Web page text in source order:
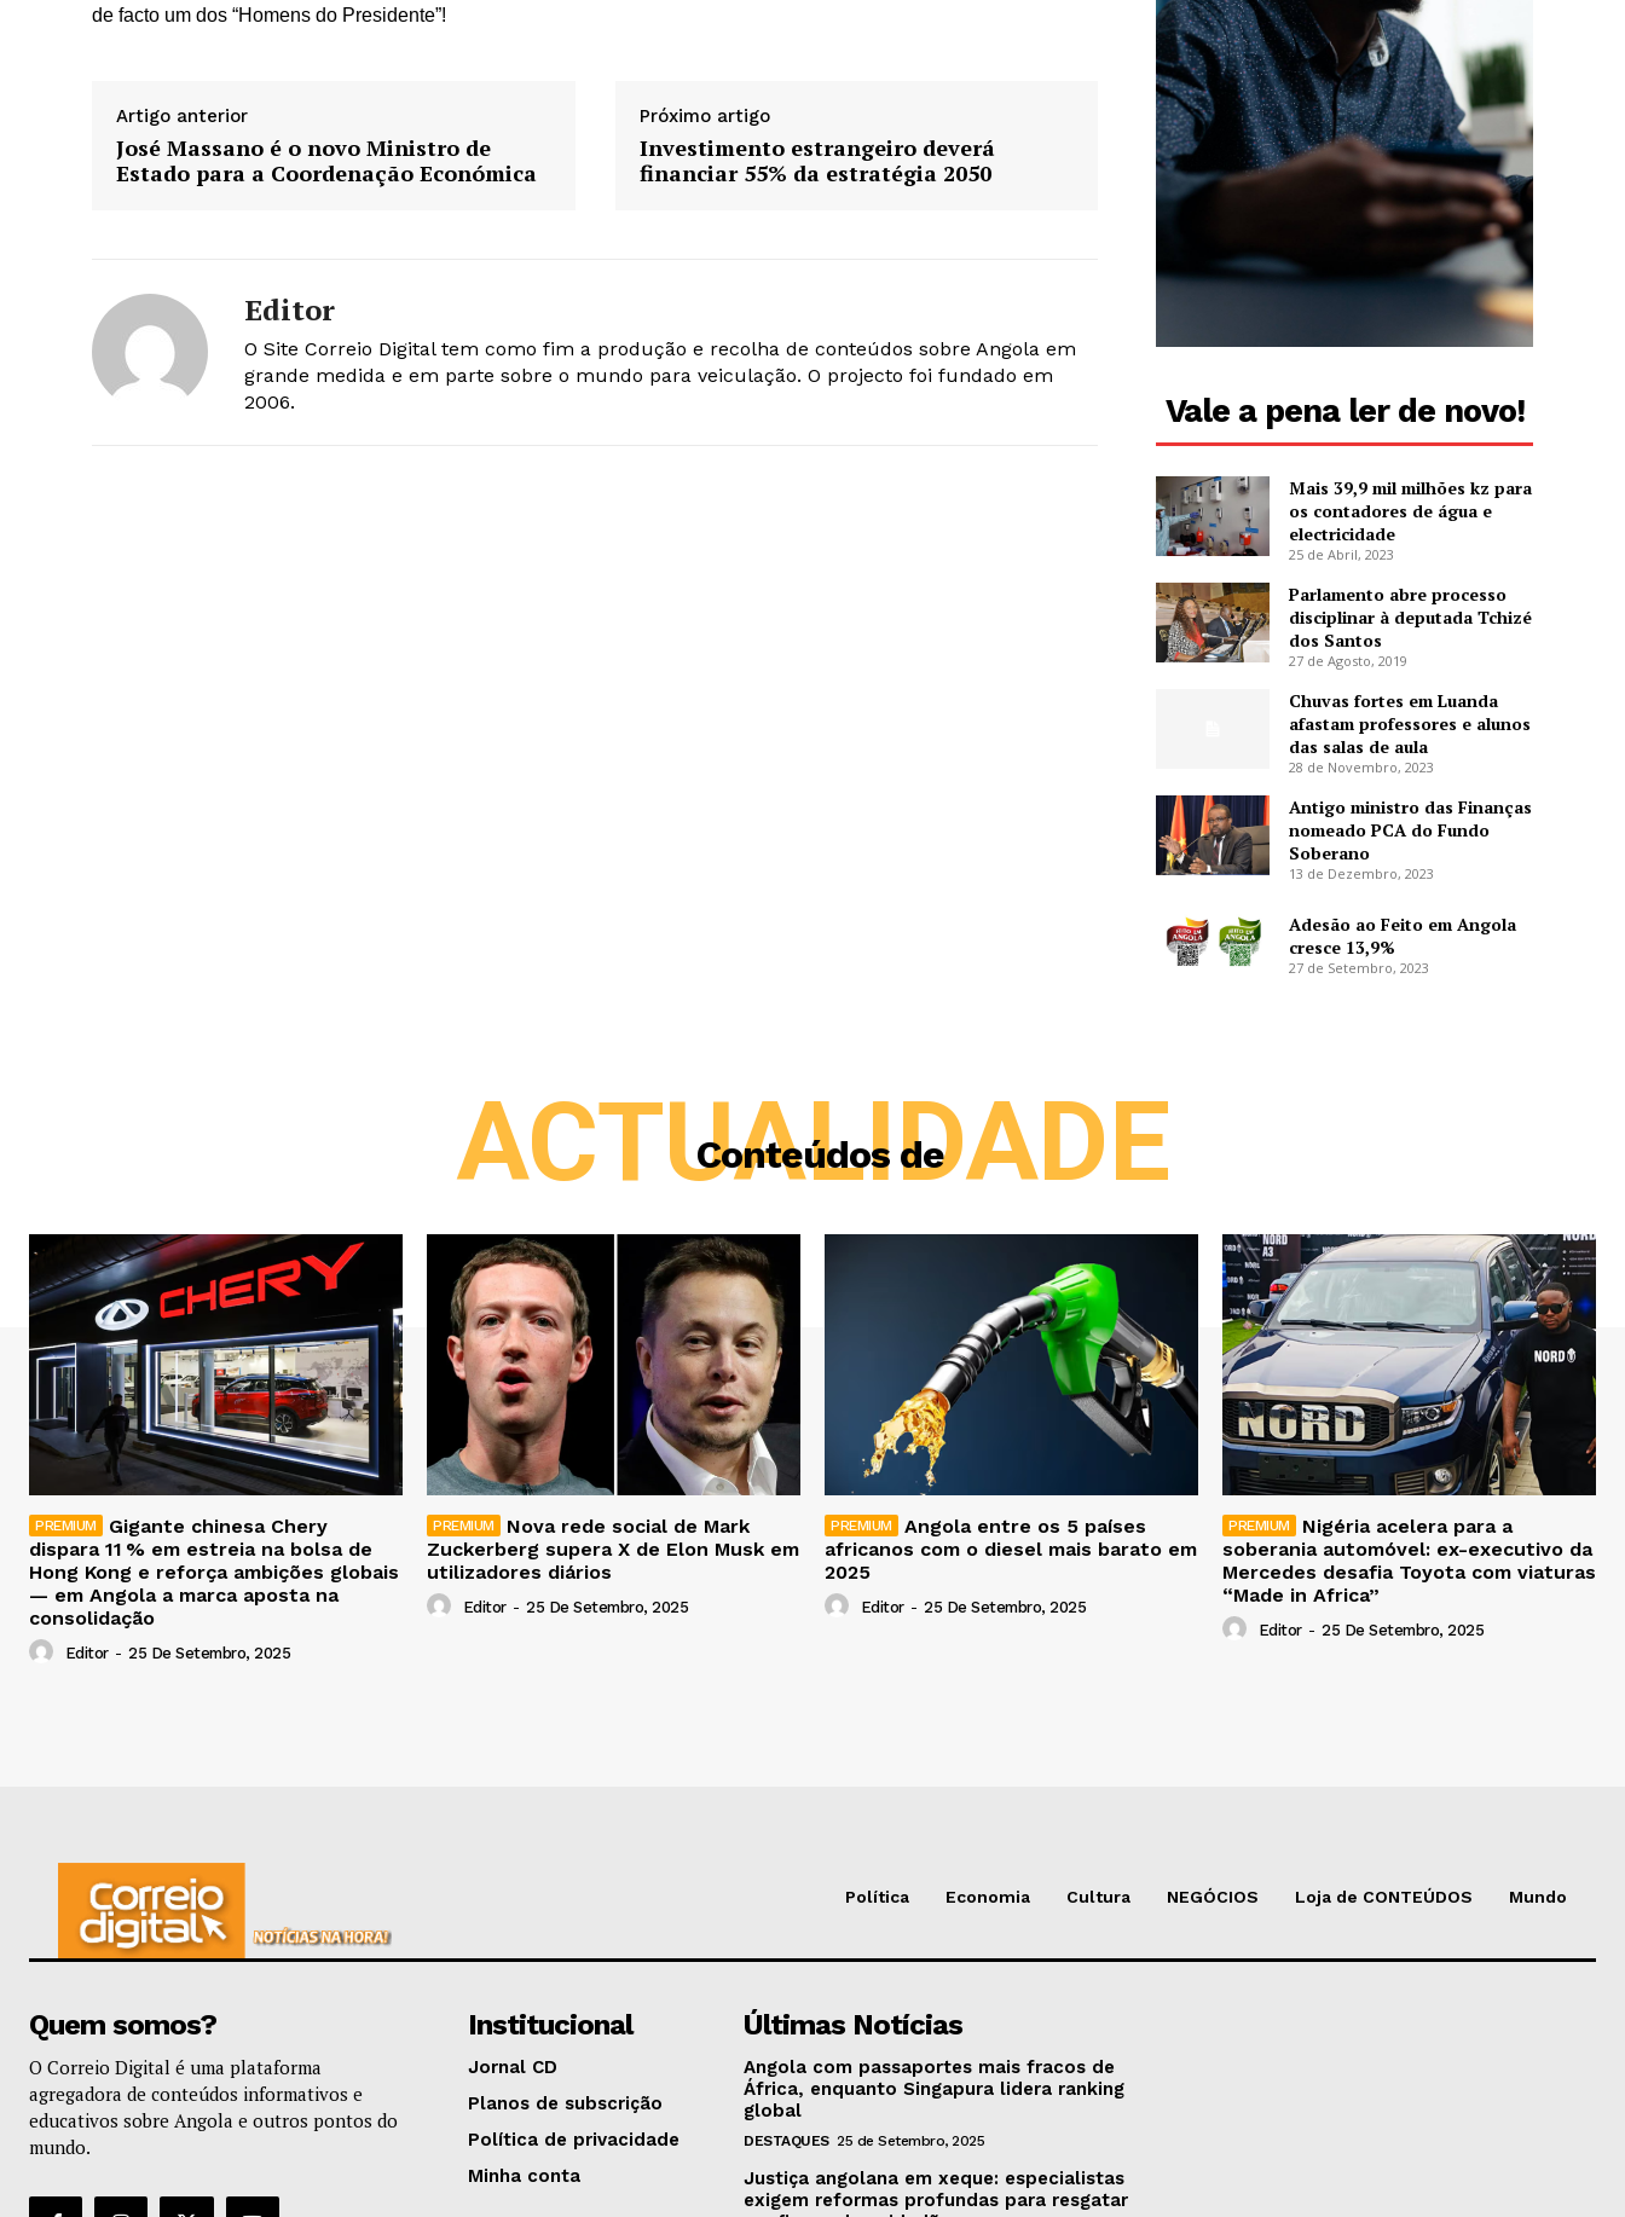
de facto um dos “Homens do Presidente”!
Artigo anterior
José Massano é o novo Ministro de
Estado para a Coordenação Económica
Próximo artigo
Investimento estrangeiro deverá
financiar 55% da estratégia 2050
Editor
O Site Correio Digital tem como fim a produção e recolha de conteúdos sobre Angola em
grande medida e em parte sobre o mundo para veiculação. O projecto foi fundado em
2006.
Vale a pena ler de novo!
Mais 39,9 mil milhões kz para
os contadores de água e
electricidade
25 de Abril, 2023
Parlamento abre processo
disciplinar à deputada Tchizé
dos Santos
27 de Agosto, 2019
Chuvas fortes em Luanda
afastam professores e alunos
das salas de aula
28 de Novembro, 2023
Antigo ministro das Finanças
nomeado PCA do Fundo
Soberano
13 de Dezembro, 2023
Adesão ao Feito em Angola
cresce 13,9%
27 de Setembro, 2023
Conteúdos de
ACTUALIDADE
Gigante chinesa Chery
dispara 11 % em estreia na bolsa de
Hong Kong e reforça ambições globais
— em Angola a marca aposta na
consolidação
Editor - 25 De Setembro, 2025
Nova rede social de Mark
Zuckerberg supera X de Elon Musk em
utilizadores diários
Editor - 25 De Setembro, 2025
Angola entre os 5 países
africanos com o diesel mais barato em
2025
Editor - 25 De Setembro, 2025
Nigéria acelera para a
soberania automóvel: ex-executivo da
Mercedes desafia Toyota com viaturas
“Made in Africa”
Editor - 25 De Setembro, 2025
Política Economia Cultura NEGÓCIOS Loja de CONTEÚDOS Mundo
Quem somos?
O Correio Digital é uma plataforma
agregadora de conteúdos informativos e
educativos sobre Angola e outros pontos do
mundo.
Institucional
Jornal CD
Planos de subscrição
Política de privacidade
Minha conta
Últimas Notícias
Angola com passaportes mais fracos de
África, enquanto Singapura lidera ranking
global
DESTAQUES 25 de Setembro, 2025
Justiça angolana em xeque: especialistas
exigem reformas profundas para resgatar